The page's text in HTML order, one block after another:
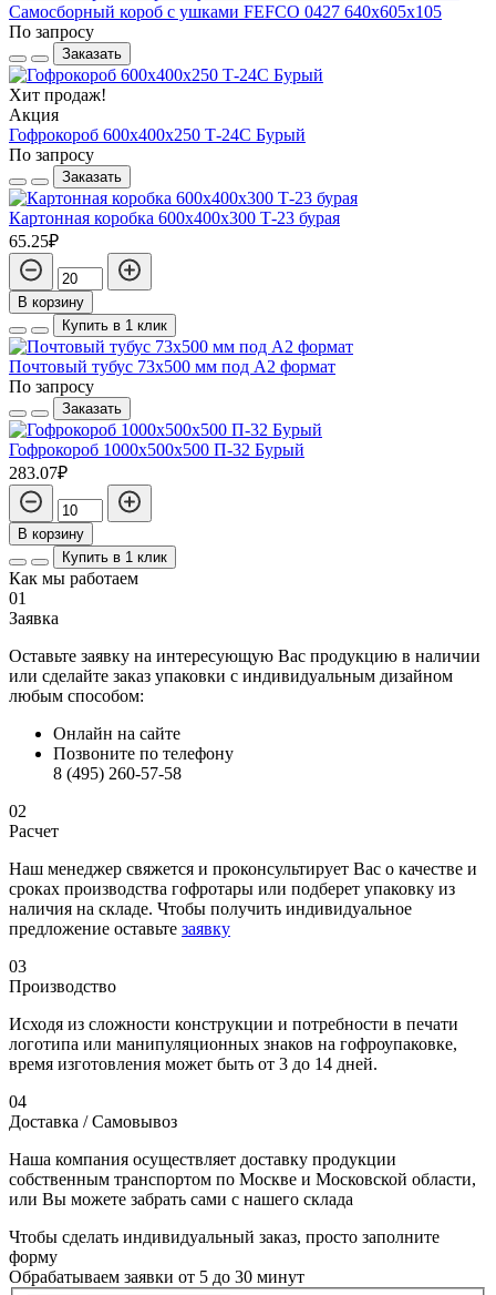
Самосборный короб с ушками FEFCO 0427 640х605х105
По запросу
Заказать
Хит продаж!
Акция
Гофрокороб 600х400х250 Т-24С Бурый
По запросу
Заказать
Картонная коробка 600х400х300 Т-23 бурая
65.25₽
В корзину
Купить в 1 клик
Почтовый тубус 73x500 мм под А2 формат
По запросу
Заказать
Гофрокороб 1000х500х500 П-32 Бурый
283.07₽
В корзину
Купить в 1 клик
Как мы работаем
01
Заявка
Оставьте заявку на интересующую Вас продукцию в наличии
или сделайте заказ упаковки с индивидуальным дизайном
любым способом:
Онлайн на сайте
Позвоните по телефону
8 (495) 260-57-58
02
Расчет
Наш менеджер свяжется и проконсультирует Вас о качестве и
сроках производства гофротары или подберет упаковку из
наличия на складе. Чтобы получить индивидуальное
предложение оставьте заявку
03
Производство
Исходя из сложности конструкции и потребности в печати
логотипа или манипуляционных знаков на гофроупаковке,
время изготовления может быть от 3 до 14 дней.
04
Доставка / Самовывоз
Наша компания осуществляет доставку продукции
собственным транспортом по Москве и Московской области,
или Вы можете забрать сами с нашего склада
Чтобы сделать индивидуальный заказ, просто заполните
форму
Обрабатываем заявки от 5 до 30 минут